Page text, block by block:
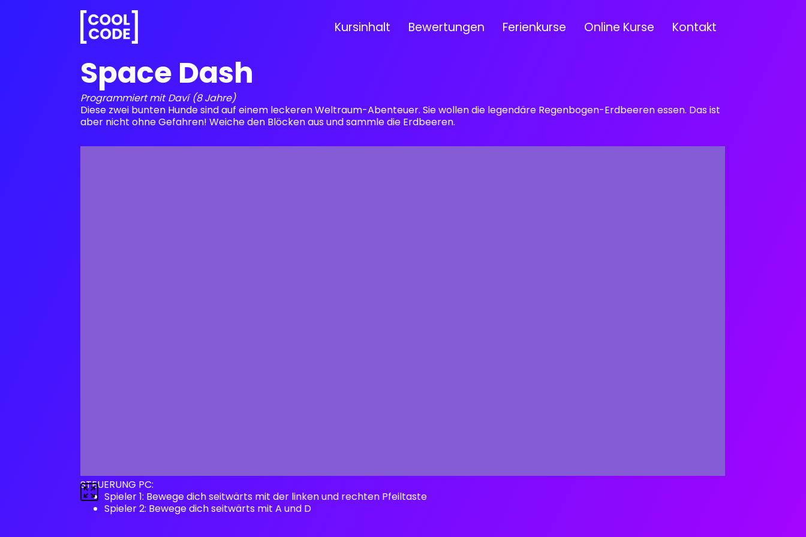
Space Dash
Programmiert mit Daví (8 Jahre)
Diese zwei bunten Hunde sind auf einem leckeren Weltraum-Abenteuer. Sie wollen die legendäre Regenbogen-Erdbeeren essen. Das ist
aber nicht ohne Gefahren! Weiche den Blöcken aus und sammle die Erdbeeren.
STEUERUNG PC:
Spieler 1: Bewege dich seitwärts mit der linken und rechten Pfeiltaste
Spieler 2: Bewege dich seitwärts mit A und D
Kursinhalt Bewertungen Ferienkurse Online Kurse Kontakt